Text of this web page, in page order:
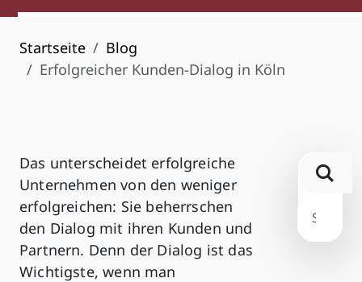
Startseite
Blog
Erfolgreicher Kunden-Dialog in Köln
Das unterscheidet erfolgreiche
Unternehmen von den weniger
erfolgreichen: Sie beherrschen
den Dialog mit ihren Kunden und
Partnern. Denn der Dialog ist das
Wichtigste, wenn man